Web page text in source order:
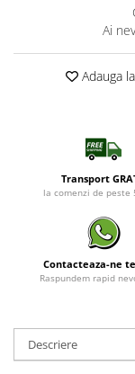
Ai
Adauga
Transport
la comenzi de peste
Contacteaza-ne
Raspundem rapid
Descriere